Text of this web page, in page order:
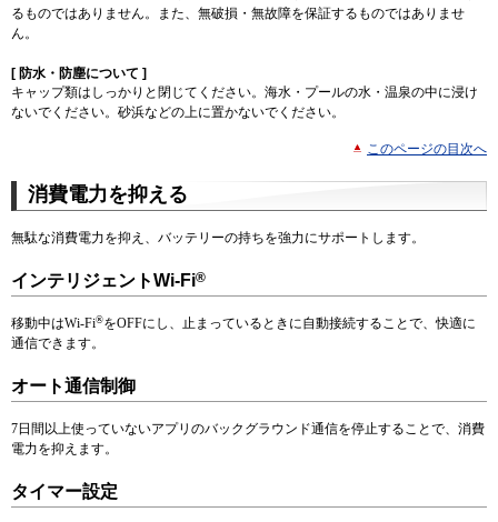
るものではありません。また、無破損・無故障を保証するものではありませ
ん。
[ 防水・防塵について ]
キャップ類はしっかりと閉じてください。海水・プールの水・温泉の中に浸け
ないでください。砂浜などの上に置かないでください。
このページの目次へ
消費電力を抑える
無駄な消費電力を抑え、バッテリーの持ちを強力にサポートします。
インテリジェントWi-Fi®
移動中はWi-Fi®をOFFにし、止まっているときに自動接続することで、快適に
通信できます。
オート通信制御
7日間以上使っていないアプリのバックグラウンド通信を停止することで、消費
電力を抑えます。
タイマー設定